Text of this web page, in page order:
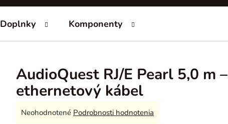
Doplnky Komponenty
AudioQuest RJ/E Pearl 5,0 m –
ethernetový kábel
Priemerné
Neohodnotené Podrobnosti hodnotenia